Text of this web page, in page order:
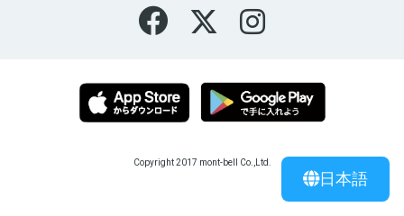
Copyright 2017 mont-bell Co.,Ltd.
日本語